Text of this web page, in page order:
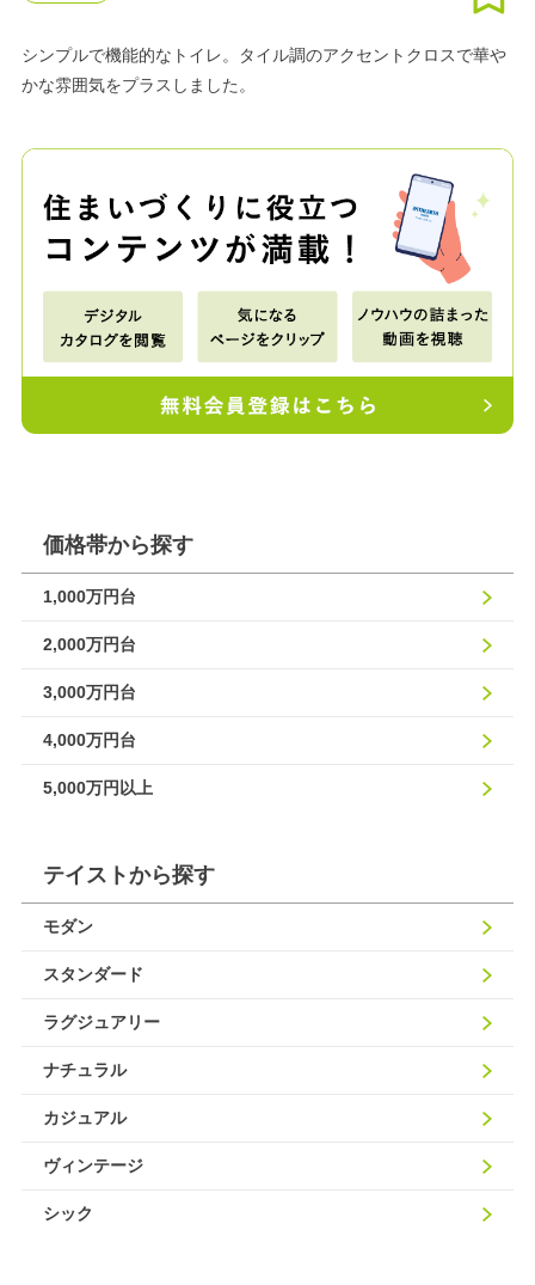
シンプルで機能的なトイレ。タイル調のアクセントクロスで華や
かな雰囲気をプラスしました。
価格帯から探す
1,000万円台
2,000万円台
3,000万円台
4,000万円台
5,000万円以上
テイストから探す
モダン
スタンダード
ラグジュアリー
ナチュラル
カジュアル
ヴィンテージ
シック